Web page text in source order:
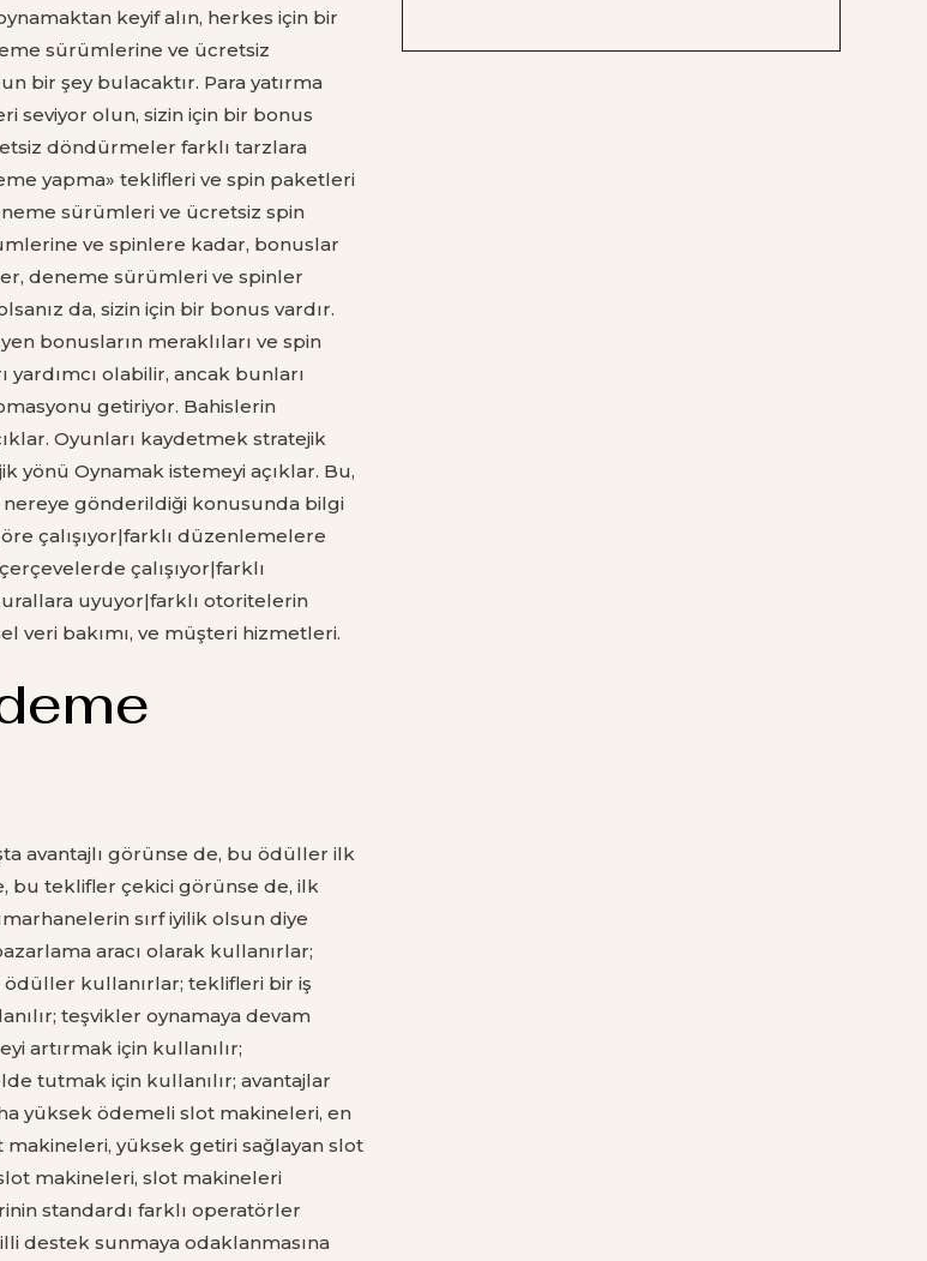
keyif alın, herkes için bir
sürümlerine ve ücretsiz
bir şey bulacaktır. Para yatırma
seviyor olun, sizin için bir bonus
döndürmeler farklı tarzlara
yapma» teklifleri ve spin paketleri
sürümleri ve ücretsiz spin
ve spinlere kadar, bonuslar
deneme sürümleri ve spinler
da, sizin için bir bonus vardır.
bonusların meraklıları ve spin
olabilir, ancak bunları
getiriyor. Bahislerin
Oyunları kaydetmek stratejik
yönü Oynamak istemeyi açıklar. Bu,
gönderildiği konusunda bilgi
çalışıyor|farklı düzenlemelere
çalışıyor|farklı
uyuyor|farklı otoritelerin
veri bakımı, ve müşteri hizmetleri.
avantajlı görünse de, bu ödüller ilk
bu teklifler çekici görünse de, ilk
sırf iyilik olsun diye
aracı olarak kullanırlar;
kullanırlar; teklifleri bir iş
teşvikler oynamaya devam
artırmak için kullanılır;
tutmak için kullanılır; avantajlar
yüksek ödemeli slot makineleri, en
yüksek getiri sağlayan slot
makineleri, slot makineleri
standardı farklı operatörler
destek sunmaya odaklanmasına